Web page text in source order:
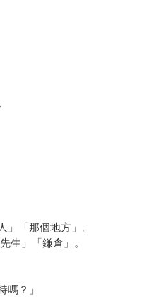
「那個地方」。
生」「鎌倉」。
？」